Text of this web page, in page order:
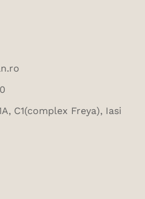
C1(complex Freya), Iasi